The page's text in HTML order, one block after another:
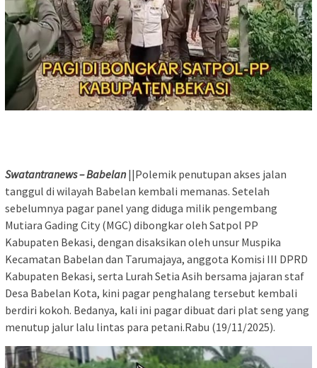
Swatantranews – Babelan||Polemik penutupan akses jalan
tanggul di wilayah Babelan kembali memanas. Setelah
sebelumnya pagar panel yang diduga milik pengembang
Mutiara Gading City (MGC) dibongkar oleh Satpol PP
Kabupaten Bekasi, dengan disaksikan oleh unsur Muspika
Kecamatan Babelan dan Tarumajaya, anggota Komisi III DPRD
Kabupaten Bekasi, serta Lurah Setia Asih bersama jajaran staf
Desa Babelan Kota, kini pagar penghalang tersebut kembali
berdiri kokoh. Bedanya, kali ini pagar dibuat dari plat seng yang
menutup jalur lalu lintas para petani.Rabu (19/11/2025).